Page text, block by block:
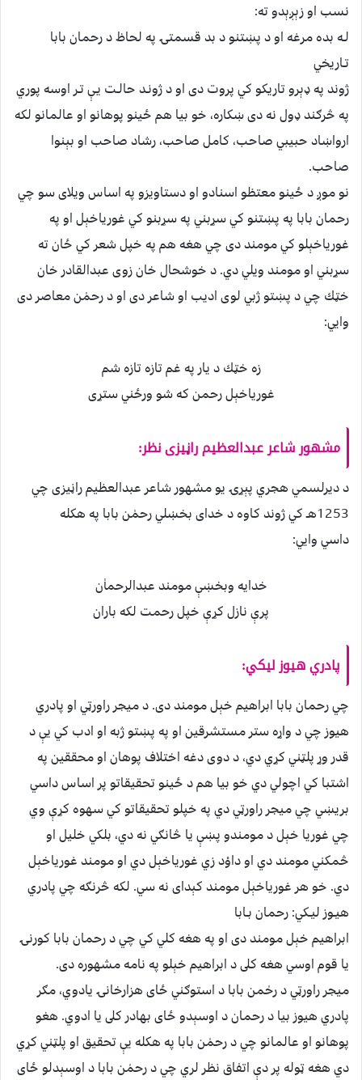
نسب او زېږېدو ته:
لـه بده مرغه او د پښتنو د بد قسمتۍ په لحاظ د رحمان بابا
تـاريخي
ژوند په ډېرو تاريكو كي پروت دى او د ژونـد حالـت يـې تـر اوسه پوري
په څرګند ډول نه دى ښكاره، خو بيا هم ځينو پوهانو او عالمانو لكه
ارواښاد حبيبي صاحب، كامل صاحب، رشاد صاحب او بېنوا
صاحب.
نو موږ د ځينو معتظو اسنادو او دستاويزو په اساس ويلاى سو چي
رحمان بابا په پښتنو كي سړبني په سړبنو كي غورياخېل او په
غورياخېلو كي مومند دى چي هغه هم په خپل شعر كي ځان ته
سړبني او مومند ويلي دي. د خوشحال خان زوى عبدالقادر خان
خټك چي د پښتو ژبي لوى اديب او شاعر دى او د رحمٰن معاصر دى
وايي:
زه خټك د يار په غم تازه تازه شم
غورياخېل رحمن كه شو ورځني ستړى
مشهور شاعر عبدالعظيم راڼيزى نظر:
د ديرلسمي هجري پېړۍ يو مشهور شاعر عبدالعظيم راڼيزى چي
1253هـ كي ژوند كاوه د خداى بخښلي رحمٰن بابا په هكله
داسي وايي:
خدايه وبخښې مومند عبدالرحماٰن
پرې نازل كړې خپل رحمت لكه باران
پادري هيوز ليكي:
چي رحمان بابا ابراهيم خېل مومند دى. د ميجر راورټي او پادري
هيوز چي د واړه ستر مستشرقين او په پښتو ژبه او ادب كي يې د
قدر وړ پلټني كړي دي، د دوى دغه اختلاف پوهان او محققين په
اشتبا كي اچولي دي خو بيا هم د ځينو تحقيقاتو پر اساس داسي
بريښي چي ميجر راورټي دي په خپلو تحقيقاتو كي سهوه كړې وي
چي غوريا خېل د مومندو پښې يا څانګي نه دي، بلكي خليل او
څمكني مومند دي او داوْد زي غورياخېل دي او مومند غورياخېل
دي. خو هر غورياخېل مومند كېداى نه سي. لكه څرنګه چي پادري
هيـوز ليـكي: رحمان بـابا
ابراهيم خېل مومند دى او په هغه كلي كي چي د رحمان بابا كورنۍ
يا قوم اوسي هغه كلى د ابراهيم خېلو په نامه مشهوره دى.
ميجر راورټي د رحٰمن بابا د استوګني ځاى هزارخانۍ يادوي، مګر
پادري هيوز بيا د رحمان د اوسېدو ځاى بهادر كلى يا ادوي. هغو
پوهانو او عالمانو چي د رحمٰن بابا په هكله يې تحقيق او پلټني كړي
دي هغه ټوله پر دې اتفاق نظر لري چي د رحمٰن بابا د اوسېدلو ځاى